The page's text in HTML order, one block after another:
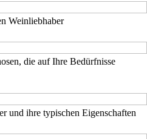
Weinliebhaber
die auf Ihre Bedürfnisse
und ihre typischen Eigenschaften